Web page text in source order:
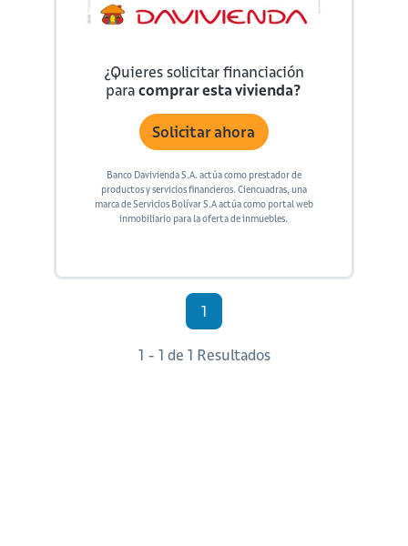
¿Quieres solicitar financiación
paracomprar esta vivienda?
Solicitar ahora
Banco Davivienda S.A. actúa como prestador de
productos y servicios financieros. Ciencuadras, una
marca de Servicios Bolívar S.A actúa como portal web
inmobiliario para la oferta de inmuebles.
1
1 - 1 de 1 Resultados